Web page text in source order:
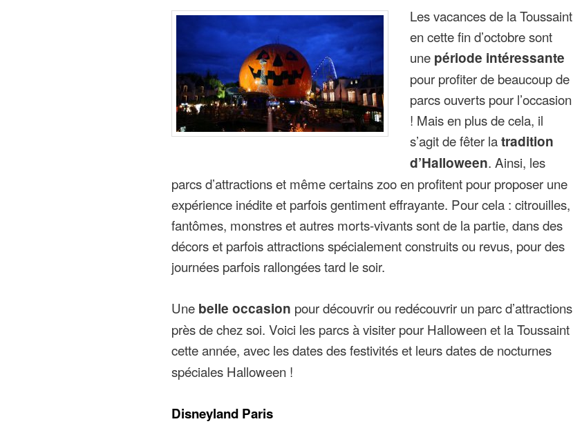
Les vacances de la Toussaint
en cette fin d’octobre sont
une période intéressante
pour profiter de beaucoup de
parcs ouverts pour l’occasion
! Mais en plus de cela, il
s’agit de fêter latradition
d’Halloween. Ainsi, les
parcs d’attractions et même certains zoo en profitent pour proposer une
expérience inédite et parfois gentiment effrayante. Pour cela : citrouilles,
fantômes, monstres et autres morts-vivants sont de la partie, dans des
décors et parfois attractions spécialement construits ou revus, pour des
journées parfois rallongées tard le soir.
Une belle occasion pour découvrir ou redécouvrir un parc d’attractions
près de chez soi. Voici les parcs à visiter pour Halloween et la Toussaint
cette année, avec les dates des festivités et leurs dates de nocturnes
spéciales Halloween !
Disneyland Paris